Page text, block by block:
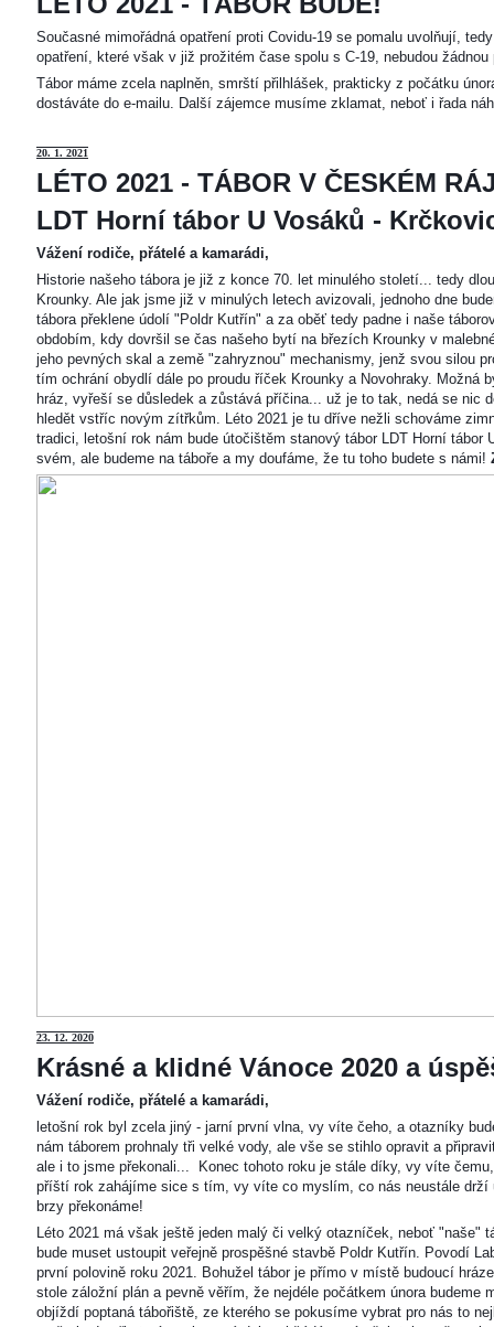
Současné mimořádná opatření proti Covidu-19 se pomalu uvolňují,
opatření, které však v již prožitém čase spolu s C-19, nebudou žádnou
Tábor máme zcela naplněn, smrští přilhlášek, prakticky z počátku
dostáváte do e-mailu. Další zájemce musíme zklamat, neboť i řada
20. 1. 2021
LÉTO 2021 - TÁBOR V ČESKÉM
LDT Horní tábor U Vosáků -
Vážení rodiče, přátelé a kamarádi,
Historie našeho tábora je již z konce 70. let minulého století... tedy
Krounky. Ale jak jsme již v minulých letech avizovali, jednoho dne
tábora překlene údolí "Poldr Kutřín" a za oběť tedy padne i naše
obdobím, kdy dovršil se čas našeho bytí na březích Krounky v
jeho pevných skal a země "zahryznou" mechanismy, jenž svou silou
tím ochrání obydlí dále po proudu říček Krounky a Novohraky. Možná
hráz, vyřeší se důsledek a zůstává příčina... už je to tak, nedá se nic
hledět vstříc novým zítřkům. Léto 2021 je tu dříve nežli schováme
tradici, letošní rok nám bude útočištěm stanový tábor LDT Horní tábor
svém, ale budeme na táboře a my doufáme, že tu toho budete s námi!
23. 12. 2020
Krásné a klidné Vánoce 2020 a
Vážení rodiče, přátelé a kamarádi,
letošní rok byl zcela jiný - jarní první vlna, vy víte čeho, a otazníky
nám táborem prohnaly tři velké vody, ale vše se stihlo opravit a
ale i to jsme překonali... Konec tohoto roku je stále díky, vy víte
příští rok zahájíme sice s tím, vy víte co myslím, co nás neustále
brzy překonáme!
Léto 2021 má však ještě jeden malý či velký otazníček, neboť "naše"
bude muset ustoupit veřejně prospěšné stavbě Poldr Kutřín. Povodí
první polovině roku 2021. Bohužel tábor je přímo v místě budoucí
stole záložní plán a pevně věřím, že nejdéle počátkem února
objíždí poptaná tábořiště, ze kterého se pokusíme vybrat pro nás to